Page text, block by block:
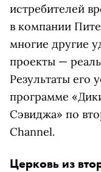
истребителей
в компании
многие другие
проекты —
Результаты его
программе
Сэвиджа» по
Channel.
Церковь из